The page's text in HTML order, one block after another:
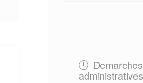
Demarches
administratives